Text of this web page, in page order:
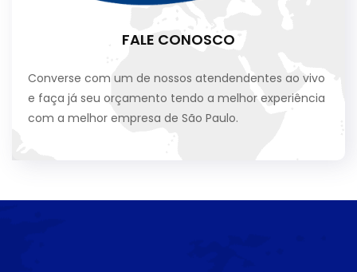
FALE CONOSCO
Converse com um de nossos atendendentes ao vivo
e faça já seu orçamento tendo a melhor experiência
com a melhor empresa de São Paulo.